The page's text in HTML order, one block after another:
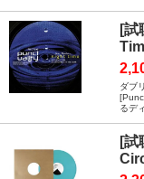
[試
ダブ
るデ
[試